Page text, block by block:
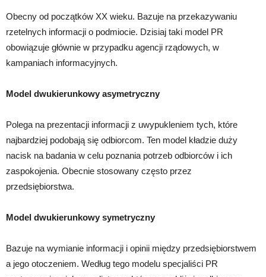
Obecny od początków XX wieku. Bazuje na przekazywaniu
rzetelnych informacji o podmiocie. Dzisiaj taki model PR
obowiązuje głównie w przypadku agencji rządowych, w
kampaniach informacyjnych.
Model dwukierunkowy asymetryczny
Polega na prezentacji informacji z uwypukleniem tych, które
najbardziej podobają się odbiorcom. Ten model kładzie duży
nacisk na badania w celu poznania potrzeb odbiorców i ich
zaspokojenia. Obecnie stosowany często przez
przedsiębiorstwa.
Model dwukierunkowy symetryczny
Bazuje na wymianie informacji i opinii między przedsiębiorstwem
a jego otoczeniem. Według tego modelu specjaliści PR